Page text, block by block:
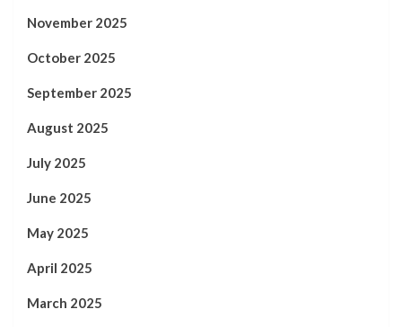
November 2025
October 2025
September 2025
August 2025
July 2025
June 2025
May 2025
April 2025
March 2025